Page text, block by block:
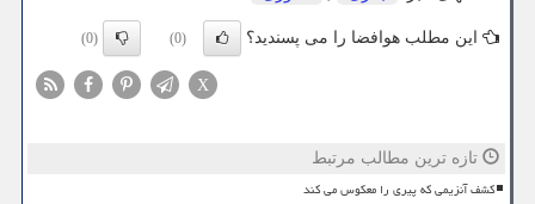
این مطلب هوافضا را می پسندید؟ (0)
(0)
X
تازه ترین مطالب مرتبط
کشف آنزیمی که پیری را معکوس می کند